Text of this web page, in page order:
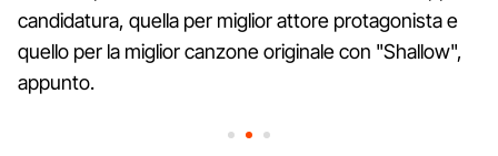
candidatura, quella per miglior attore protagonista e
quello per la miglior canzone originale con "Shallow",
appunto.